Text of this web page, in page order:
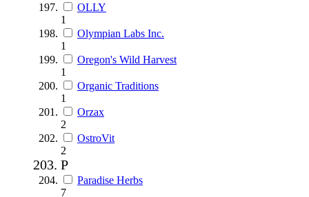
OLLY
1
Olympian Labs Inc.
1
Oregon's Wild Harvest
1
Organic Traditions
1
Orzax
2
OstroVit
2
P
Paradise Herbs
7